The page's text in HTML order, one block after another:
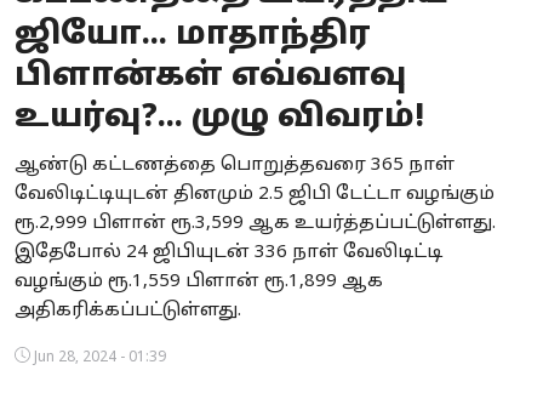
Business
Crime
National
World
Astrology
Spirituality
ஜியோ... மாதாந்திர
பிளான்கள் எவ்வளவு
உயர்வு?... முழு விவரம்!
ஆண்டு கட்டணத்தை பொறுத்தவரை 365 நாள்
வேலிடிட்டியுடன் தினமும் 2.5 ஜிபி டேட்டா வழங்கும்
ரூ.2,999 பிளான் ரூ.3,599 ஆக உயர்த்தப்பட்டுள்ளது.
இதேபோல் 24 ஜிபியுடன் 336 நாள் வேலிடிட்டி
வழங்கும் ரூ.1,559 பிளான் ரூ.1,899 ஆக
அதிகரிக்கப்பட்டுள்ளது.
Jun 28, 2024 - 01:39